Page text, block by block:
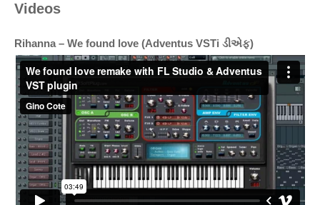
Videos
Rihanna – We found love (Adventus VSTi ડીએફ)